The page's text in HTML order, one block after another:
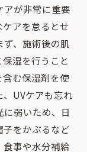
アが非常に重要
アを怠るとせ
、施術後の肌
湿を行うこと
む保湿剤を使
UVケアも忘れ
弱いため、日
をかぶるなど
食事や水分補給